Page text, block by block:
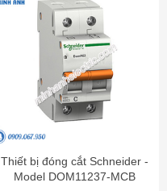
Thiết bị đóng cắt Schneider -
Model DOM11237-MCB